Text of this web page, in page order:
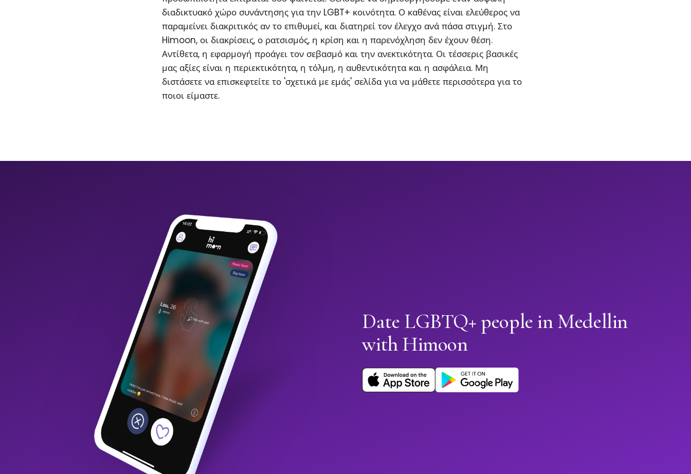
διαδικτυακό χώρο συνάντησης για την LGBT+ κοινότητα. Ο καθένας είναι ελεύθερος να
παραμείνει διακριτικός αν το επιθυμεί, και διατηρεί τον έλεγχο ανά πάσα στιγμή. Στο
Himoon, οι διακρίσεις, ο ρατσισμός, η κρίση και η παρενόχληση δεν έχουν θέση.
Αντίθετα, η εφαρμογή προάγει τον σεβασμό και την ανεκτικότητα. Οι τέσσερις βασικές
μας αξίες είναι η περιεκτικότητα, η τόλμη, η αυθεντικότητα και η ασφάλεια. Μη
διστάσετε να επισκεφτείτε το 'σχετικά με εμάς' σελίδα για να μάθετε περισσότερα για το
ποιοι είμαστε.
Date LGBTQ+ people in Medellin
with Himoon